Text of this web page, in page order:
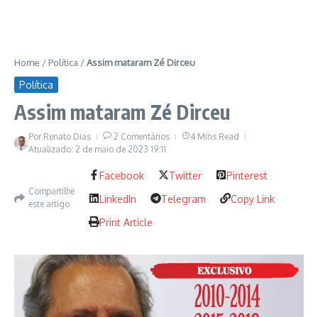
Home / Política /Assim mataram Zé Dirceu
Política
Assim mataram Zé Dirceu
Por Renato Dias 2 Comentários
4 Mins Read
Atualizado: 2 de maio de 2023 19:11
Compartilhe
este artigo
Facebook Twitter
Pinterest
LinkedIn
Telegram
Copy Link
Print Article